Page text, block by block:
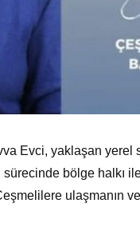
Evci, yaklaşan
sürecinde bölge halkı
ulaşmanın